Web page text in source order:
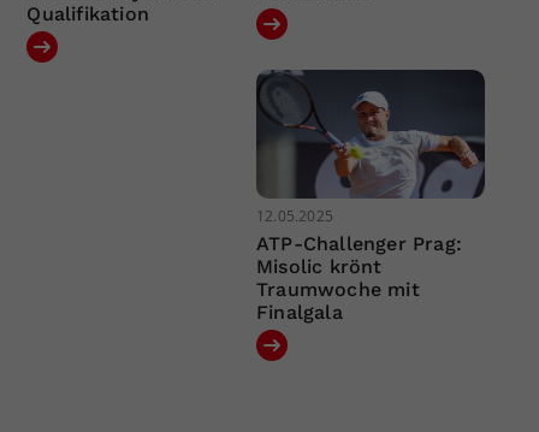
Qualifikation
12.05.2025
ATP-Challenger Prag:
Misolic krönt
Traumwoche mit
Finalgala